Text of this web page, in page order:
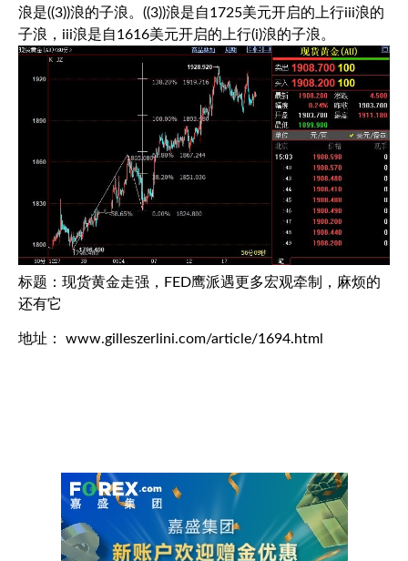
浪是((3))浪的子浪。((3))浪是自1725美元开启的上行iii浪的
子浪，iii浪是自1616美元开启的上行(i)浪的子浪。
标题：现货黄金走强，FED鹰派遇更多宏观牵制，麻烦的
还有它
地址： www.gilleszerlini.com/article/1694.html